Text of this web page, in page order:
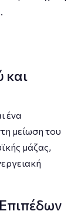
και
ένα
μείωση του
μάζας,